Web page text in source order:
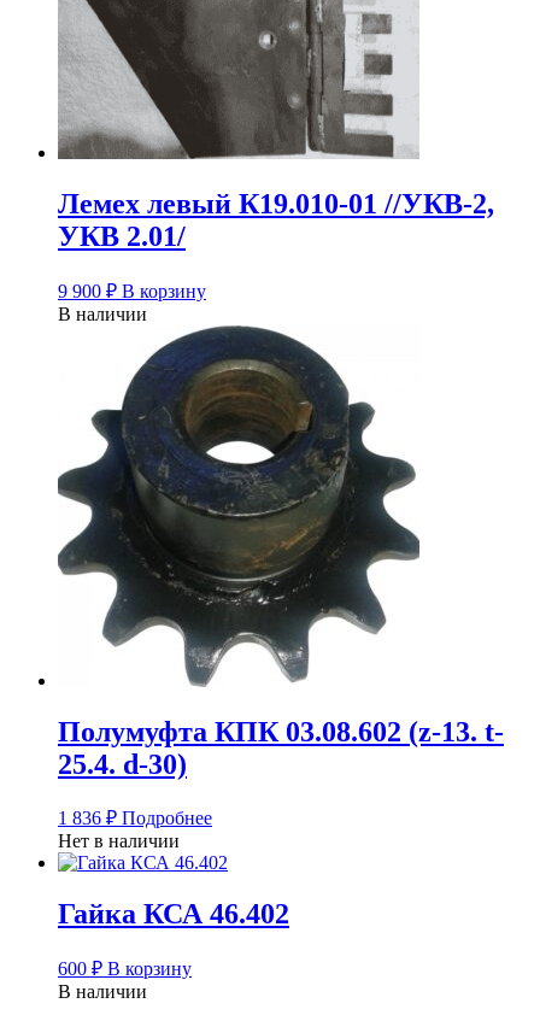
Лемех левый К19.010-01 //УКВ-2,
УКВ 2.01/
9 900 ₽ В корзину
В наличии
Полумуфта КПК 03.08.602 (z-13. t-
25.4. d-30)
1 836 ₽ Подробнее
Нет в наличии
Гайка КСА 46.402
600 ₽ В корзину
В наличии